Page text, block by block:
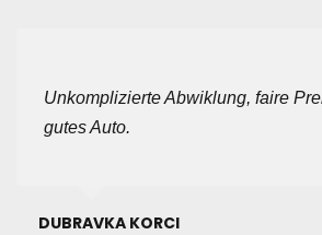
Unkomplizierte Abwiklung, faire
gutes Auto.
DUBRAVKA KORCI